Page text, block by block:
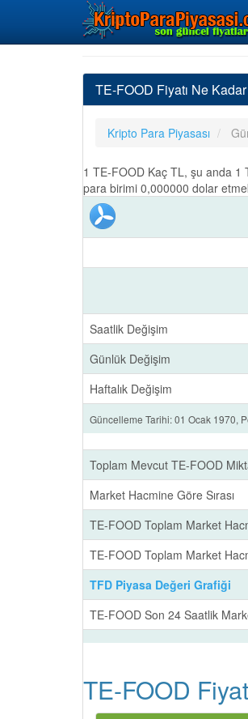
TE-FOOD Fiyatı Ne
Kripto Para Piyasası
1 TE-FOOD Kaç TL, şu anda 1
para birimi 0,000000 dolar
Saatlik Değişim
Günlük Değişim
Haftalık Değişim
Güncelleme Tarihi: 01 Ocak 1970,
Toplam Mevcut TE-FOOD
Market Hacmine Göre Sırası
TE-FOOD Toplam Market
TE-FOOD Toplam Market
TFD Piyasa Değeri Grafiği
TE-FOOD Son 24 Saatlik
TE-FOOD